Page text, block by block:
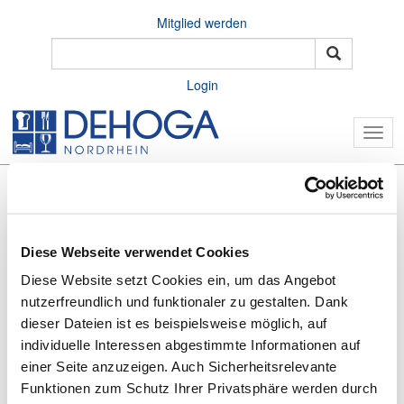
Diese Webseite verwendet Cookies
Diese Website setzt Cookies ein, um das Angebot
nutzerfreundlich und funktionaler zu gestalten. Dank
dieser Dateien ist es beispielsweise möglich, auf
individuelle Interessen abgestimmte Informationen auf
einer Seite anzuzeigen. Auch Sicherheitsrelevante
Funktionen zum Schutz Ihrer Privatsphäre werden durch
Mitglied werden
Login
Home Brancheninfos
Employer Branding
Die GenZ verstehen und abholen